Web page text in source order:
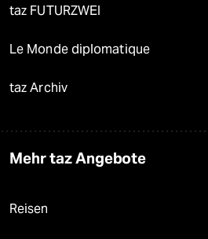
taz FUTURZWEI
Le Monde diplomatique
taz Archiv
Mehr taz Angebote
Reisen